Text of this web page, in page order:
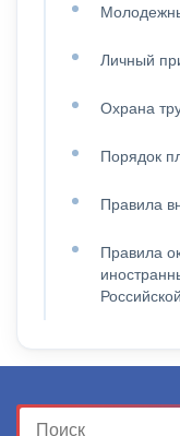
Личный
Охрана
Порядок
Правила
Правила